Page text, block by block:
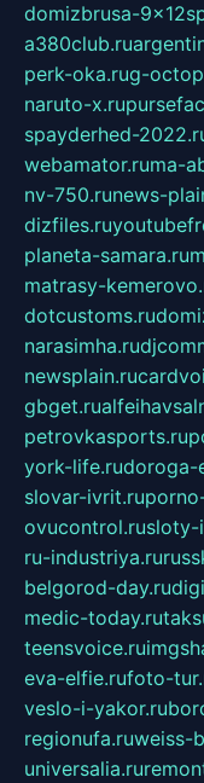
domizbrusa-
a380club.ru
perk-oka.rug-
naruto-x.ru
spayderhed-
webamator.ruma-
nv-750.runews-
dizfiles.ru
planeta-samara.ru
matrasy-
dotcustoms.ru
narasimha.ru
newsplain.ru
gbget.ru
petrovkasports.ru
york-life.rudoroga-
slovar-ivrit.ru
ovucontrol.rusloty-
ru-industriya.ru
belgorod-day.ru
medic-today.ru
teensvoice.ru
eva-elfie.rufoto-
veslo-i-yakor.ru
regionufa.ruweiss-
universalia.ru